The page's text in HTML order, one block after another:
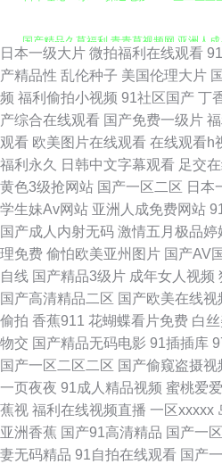
家 韩国黄色av 欧美日韩影院 51视频入
片网站 伊人成人免费视频 九一视频网
www日韩精品 久草熟女 成人五月天网站
看 91抠逼 成人av色导航 91欧美性爱 国
天成人 日本不卡中文字幕 欧美性爱第七
情黄色网 操少妇小逼综合网 九一传媒 97
韩AV激情网 香蕉污视频下载 www免费视
18p 久久微拍网 欧美性爱AA 亚洲精品视
老司机A片 日本性视频 影音先锋俺去啦
日本一级大片 微拍福利在线观看
产精品性 乱伦种子 美国伦理大片
频 福利偷拍小视频 91社区国产 丁
产综合在线观看 国产免费一级片
观看 欧美图片在线观看 在线观看h
福利永久
日韩中文字幕观看 足交
黄色3级抢网站 国产一区二区 日本
学生妹Av网站 亚洲人成免费网站
国产成人内射无码 激情五月极品婷
理免费 偷怕欧美亚州图片 国产AV
自线 国产精品3级片 成年女人视频
国产高清精品二区 国产欧美在线视
偷拍 香蕉911 花蝴蝶看片免费 白
物交 国产精品无码电影 91插插库
国产一区二区二区 国产偷窥盗摄视
一页夜夜 91成人精品视频 蜜桃爱
蕉视 福利在线视频直播 一区xxxxx
亚洲香蕉 国产91高清精品 国产一
妻无码精品 91自拍在线观看 国产